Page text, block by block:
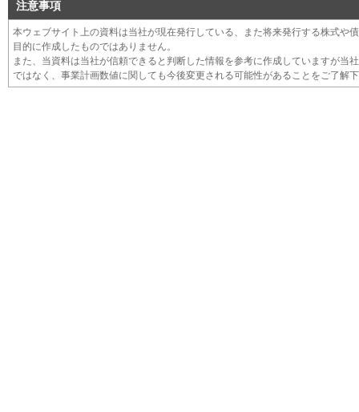
注意事項
本ウェブサイト上の資料は当社が現在発行している、また将来発行する株式や
目的に作成したものではありません。
また、当資料は当社が信頼できると判断した情報を参考に作成していますが当
ではなく、事業計画数値に関しても今後変更される可能性があることをご了解